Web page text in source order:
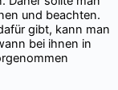
und beachten.
gibt, kann man
bei ihnen in